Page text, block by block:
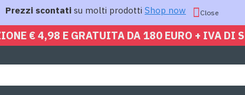
Prezzi scontati su molti prodotti Shop now Close
€ 4,98 E GRATUITA DA 180 EURO + IVA DI